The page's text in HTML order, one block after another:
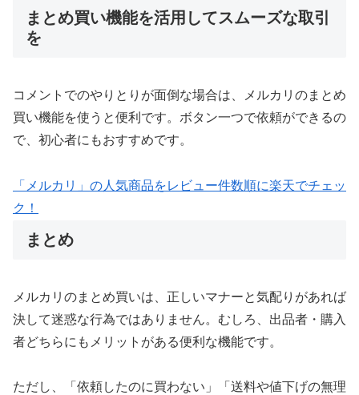
まとめ買い機能を活用してスムーズな取引
を
コメントでのやりとりが面倒な場合は、メルカリのまとめ
買い機能を使うと便利です。ボタン一つで依頼ができるの
で、初心者にもおすすめです。
「メルカリ」の人気商品をレビュー件数順に楽天でチェッ
ク！
まとめ
メルカリのまとめ買いは、正しいマナーと気配りがあれば
決して迷惑な行為ではありません。むしろ、出品者・購入
者どちらにもメリットがある便利な機能です。
ただし、「依頼したのに買わない」「送料や値下げの無理